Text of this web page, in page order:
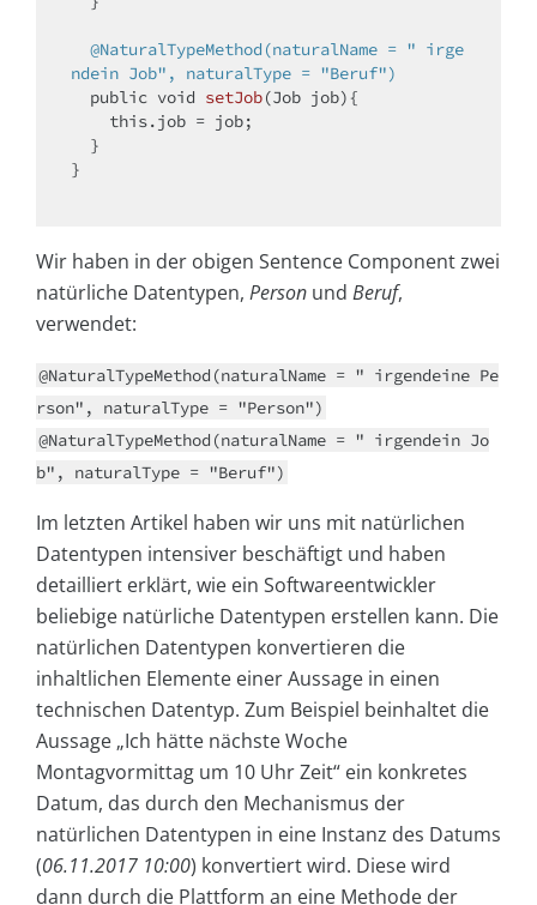
@NaturalTypeMethod(naturalName = " irge
ndein Job", naturalType = "Beruf")
public void setJob(Job job){
this.job = job;
}
Wir haben in der obigen Sentence Component zwei
natürliche Datentypen, Person und Beruf,
verwendet:
@NaturalTypeMethod(naturalName = " irgendeine Pe
rson", naturalType = "Person")
@NaturalTypeMethod(naturalName = " irgendein Jo
b", naturalType = "Beruf")
Im letzten Artikel haben wir uns mit natürlichen
Datentypen intensiver beschäftigt und haben
detailliert erklärt, wie ein Softwareentwickler
beliebige natürliche Datentypen erstellen kann. Die
natürlichen Datentypen konvertieren die
inhaltlichen Elemente einer Aussage in einen
technischen Datentyp. Zum Beispiel beinhaltet die
Aussage „Ich hätte nächste Woche
Montagvormittag um 10 Uhr Zeit“ ein konkretes
Datum, das durch den Mechanismus der
natürlichen Datentypen in eine Instanz des Datums
(06.11.2017 10:00) konvertiert wird. Diese wird
dann durch die Plattform an eine Methode der